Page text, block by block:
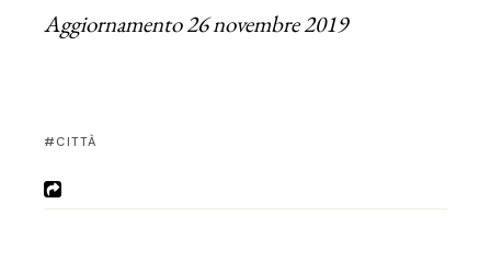
Aggiornamento 26 novembre 2019
CITTÀ